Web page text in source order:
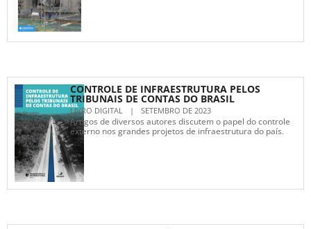
CONTROLE DE INFRAESTRUTURA PELOS
TRIBUNAIS DE CONTAS DO BRASIL
LIVRO DIGITAL | SETEMBRO DE 2023
Artigos de diversos autores discutem o papel do controle
externo nos grandes projetos de infraestrutura do país.